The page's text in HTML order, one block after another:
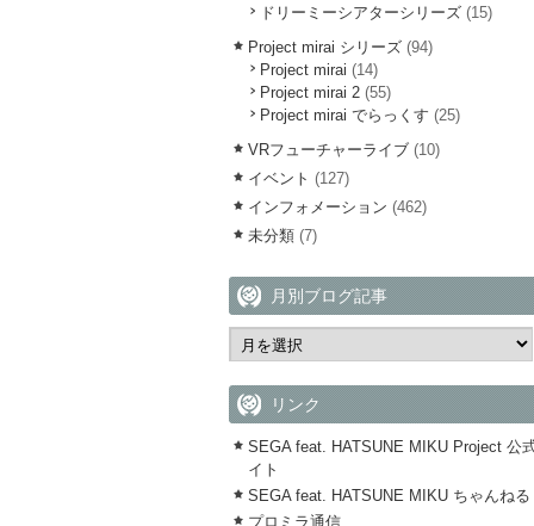
ドリーミーシアターシリーズ (15)
Project mirai シリーズ (94)
Project mirai (14)
Project mirai 2 (55)
Project mirai でらっくす (25)
VRフューチャーライブ (10)
イベント (127)
インフォメーション (462)
未分類 (7)
月別ブログ記事
リンク
SEGA feat. HATSUNE MIKU Project 公
イト
SEGA feat. HATSUNE MIKU ちゃんねる
プロミラ通信